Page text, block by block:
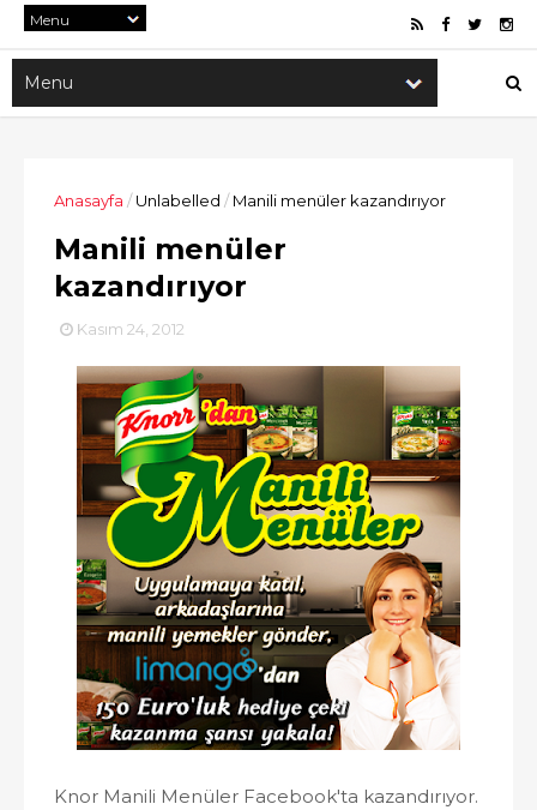
Anasayfa /Unlabelled / Manili menüler kazandırıyor
Manili menüler
kazandırıyor
Kasım 24, 2012
Knor Manili Menüler Facebook'ta kazandırıyor.